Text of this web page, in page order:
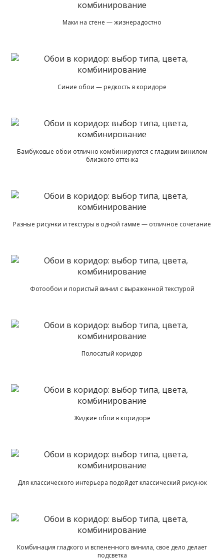
Маки на стене — жизнерадостно
Синие обои — редкость в коридоре
Бамбуковые обои отлично комбинируются с гладким винилом
близкого оттенка
Разные рисунки и текстуры в одной гамме — отличное сочетание
Фотообои и пористый винил с выраженной текстурой
Полосатый коридор
Жидкие обои в коридоре
Для классического интерьера подойдет классический рисунок
Комбинация гладкого и вспененного винила, свое дело делает
подсветка